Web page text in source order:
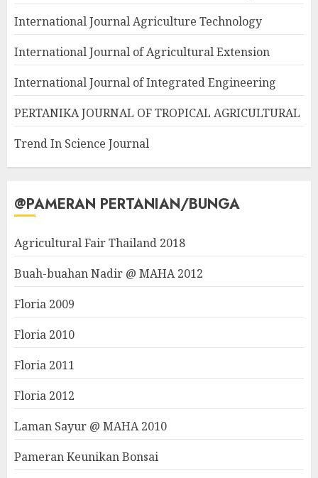
International Journal Agriculture Technology
International Journal of Agricultural Extension
International Journal of Integrated Engineering
PERTANIKA JOURNAL OF TROPICAL AGRICULTURAL
Trend In Science Journal
@PAMERAN PERTANIAN/BUNGA
Agricultural Fair Thailand 2018
Buah-buahan Nadir @ MAHA 2012
Floria 2009
Floria 2010
Floria 2011
Floria 2012
Laman Sayur @ MAHA 2010
Pameran Keunikan Bonsai